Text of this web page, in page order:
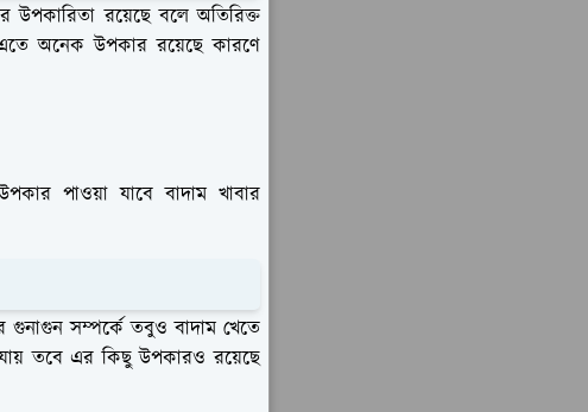
রয়েছে বলে অতিরিক্ত
এতে অনেক উপকার রয়েছে কারণে
পাওয়া যাবে বাদাম খাবার
গুনাগুন সম্পর্কে তবুও বাদাম খেতে
তবে এর কিছু উপকারও রয়েছে